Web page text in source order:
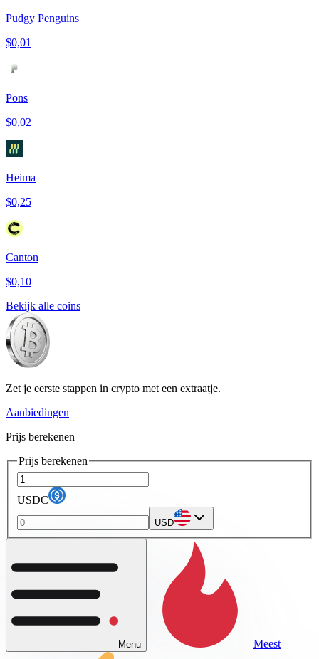
Pudgy Penguins
$0,01
Pons
$0,02
Heima
$0,25
Canton
$0,10
Bekijk alle coins
Zet je eerste stappen in crypto met een extraatje.
Aanbiedingen
Prijs berekenen
Prijs berekenen
USDC
USD
Menu Meest